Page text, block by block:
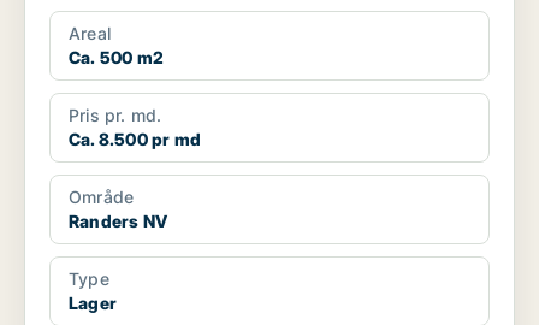
Areal
Ca. 500 m2
Pris pr. md.
Ca. 8.500 pr md
Område
Randers NV
Type
Lager